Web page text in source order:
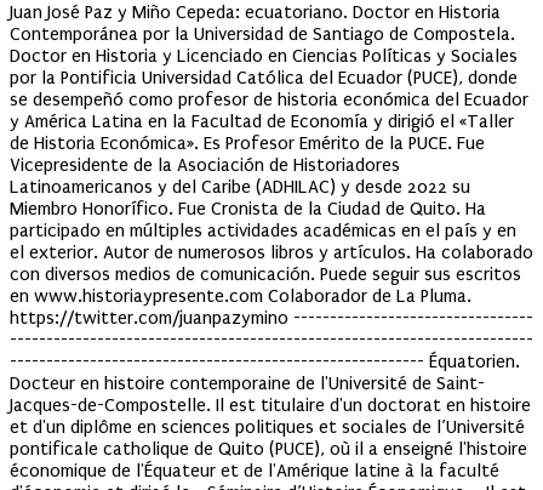
Juan José Paz y Miño Cepeda: ecuatoriano. Doctor en Historia
Contemporánea por la Universidad de Santiago de Compostela.
Doctor en Historia y Licenciado en Ciencias Políticas y Sociales
por la Pontificia Universidad Católica del Ecuador (PUCE), donde
se desempeñó como profesor de historia económica del Ecuador
y América Latina en la Facultad de Economía y dirigió el «Taller
de Historia Económica». Es Profesor Emérito de la PUCE. Fue
Vicepresidente de la Asociación de Historiadores
Latinoamericanos y del Caribe (ADHILAC) y desde 2022 su
Miembro Honorífico. Fue Cronista de la Ciudad de Quito. Ha
participado en múltiples actividades académicas en el país y en
el exterior. Autor de numerosos libros y artículos. Ha colaborado
con diversos medios de comunicación. Puede seguir sus escritos
en www.historiaypresente.com Colaborador de La Pluma.
https://twitter.com/juanpazymino ---------------------------------
------------------------------------------------------------------------
--------------------------------------------------------- Équatorien.
Docteur en histoire contemporaine de l'Université de Saint-
Jacques-de-Compostelle. Il est titulaire d'un doctorat en histoire
et d'un diplôme en sciences politiques et sociales de l’Université
pontificale catholique de Quito (PUCE), où il a enseigné l'histoire
économique de l'Équateur et de l'Amérique latine à la faculté